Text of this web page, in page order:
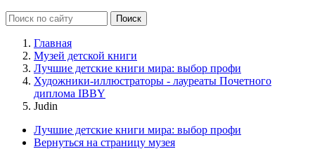
Главная
Музей детской книги
Лучшие детские книги мира: выбор профи
Художники-иллюстраторы - лауреаты Почетного
диплома IBBY
Judin
Лучшие детские книги мира: выбор профи
Вернуться на страницу музея